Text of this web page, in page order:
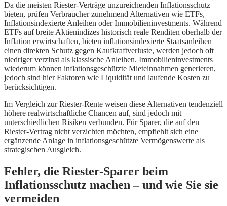
Da die meisten Riester-Verträge unzureichenden Inflationsschutz
bieten, prüfen Verbraucher zunehmend Alternativen wie ETFs,
Inflationsindexierte Anleihen oder Immobilieninvestments. Während
ETFs auf breite Aktienindizes historisch reale Renditen oberhalb der
Inflation erwirtschaften, bieten inflationsindexierte Staatsanleihen
einen direkten Schutz gegen Kaufkraftverluste, werden jedoch oft
niedriger verzinst als klassische Anleihen. Immobilieninvestments
wiederum können inflationsgeschützte Mieteinnahmen generieren,
jedoch sind hier Faktoren wie Liquidität und laufende Kosten zu
berücksichtigen.
Im Vergleich zur Riester-Rente weisen diese Alternativen tendenziell
höhere realwirtschaftliche Chancen auf, sind jedoch mit
unterschiedlichen Risiken verbunden. Für Sparer, die auf den
Riester-Vertrag nicht verzichten möchten, empfiehlt sich eine
ergänzende Anlage in inflationsgeschützte Vermögenswerte als
strategischen Ausgleich.
Fehler, die Riester-Sparer beim
Inflationsschutz machen – und wie Sie sie
vermeiden